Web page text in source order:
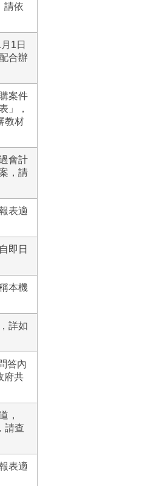
請依
1日
合辦
案件
」，
教材
會計
，請
表適
即日
本機
詳如
答內
府共
，
請查
表適